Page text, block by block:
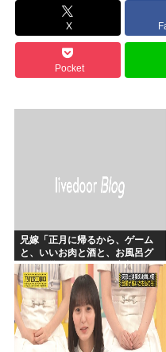
【原爆の日】へいわをかえせ
みい山、あんだけ騒ぎになっ
週刊少年ジャンプ、発行部数
日本人「うちの犬、たまたま
原爆投下81年
海外「全部日本の真似だった
7時間かけて描いたHな糸会が
Win95開発者「日本でITが3K
X
Pocket
兄嫁「正月に帰るから、ゲーム
と、いいお肉と酒と、お風呂グ
ッズの準備しとけよ」寝起きの
私「知るかボケ」兄嫁「キィィ
ィィー！！！！」私「あ…」